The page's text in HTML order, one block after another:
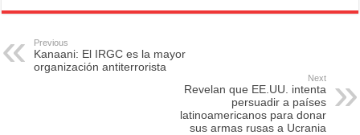
c
e
b
st
d
ail ar
Previous
Kanaani: El IRGC es la mayor
organización antiterrorista
Next
Revelan que EE.UU. intenta
persuadir a países
latinoamericanos para donar
sus armas rusas a Ucrania